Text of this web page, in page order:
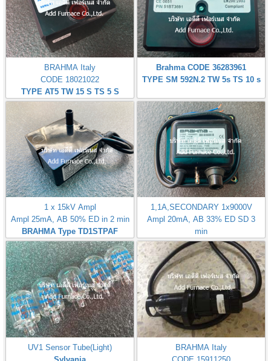
BRAHMA Italy
CODE 18021022
TYPE AT5 TW 15 S TS 5 S
Brahma CODE 36283961
TYPE SM 592N.2 TW 5s TS 10 s
1 x 15kV Ampl
Ampl 25mA, AB 50% ED in 2 min
BRAHMA Type TD1STPAF
1,1A,SECONDARY 1x9000V
Ampl 20mA, AB 33% ED SD 3
min
BRAHMA Italy TYPE T11/M
UV1 Sensor Tube(Light)
Sylvania
BRAHMA Italy
CODE 15911250